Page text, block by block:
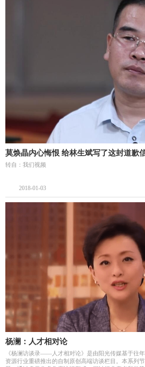
莫焕晶内心悔恨 给林生斌写了这封道歉
转自：我们视频
2018-01-03
杨澜：人才相对论
《杨澜访谈录——人才相对论》是由阳光传媒基于往
资源行业重磅推出的自制原创高端访谈栏目。本系列